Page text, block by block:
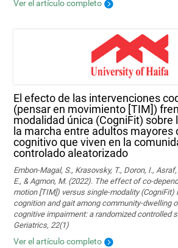
Ver el artículo completo
El efecto de las intervenciones
(pensar en movimiento [TIM])
modalidad única (CogniFit) sobre
la marcha entre adultos mayores
cognitivo que viven en la
controlado aleatorizado
Embon-Magal, S., Krasovsky, T., Doron, I., Asraf,
E., & Agmon, M. (2022). The effect of co-
motion [TIM]) versus single-modality (CogniFit)
cognition and gait among community-dwelling
cognitive impairment: a randomized controlled
Geriatrics, 22(1)
Ver el artículo completo